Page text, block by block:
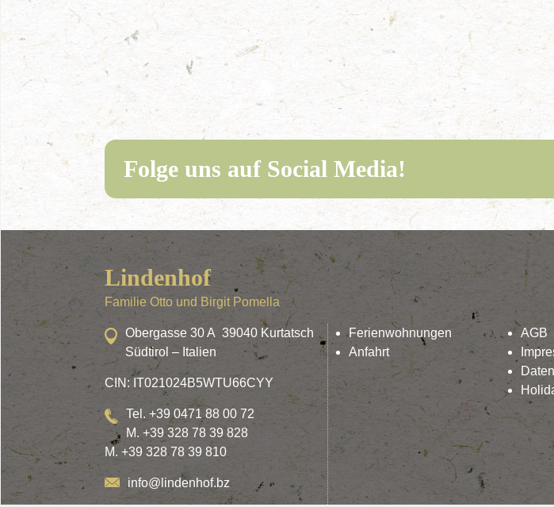
Folge uns auf Social Media!
Lindenhof
Familie Otto und Birgit Pomella
Obergasse 30 A 39040 Kurtatsch
Südtirol – Italien
CIN: IT021024B5WTU66CYY
Tel. +39 0471 88 00 72
M. +39 328 78 39 828
M. +39 328 78 39 810
info@lindenhof.bz
Ferienwohnungen
Anfahrt
AGB